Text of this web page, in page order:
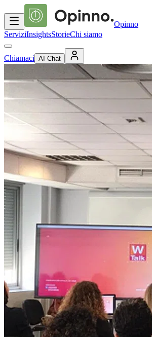
Opinno
ServiziInsightsStorieChi siamo
Chiamaci AI Chat